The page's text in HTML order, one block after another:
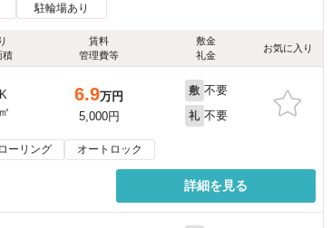
駐輪場あり
積
賃料
管理費等
敷金
礼金
お気に入り
6.9万円
5,000円
敷 不要
礼 不要
ーリング オートロック
詳細を見る